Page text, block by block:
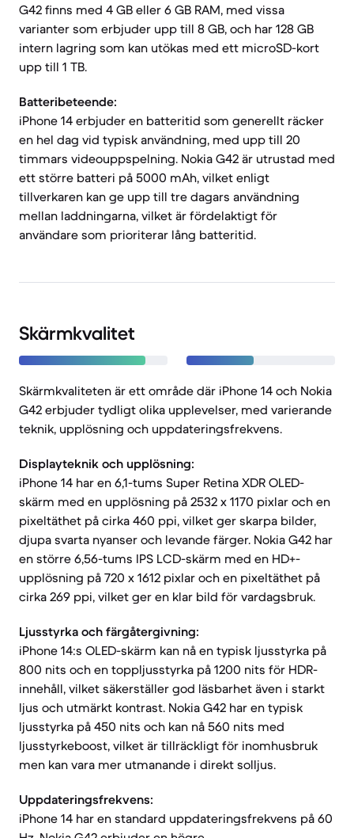
G42 finns med 4 GB eller 6 GB RAM, med vissa
varianter som erbjuder upp till 8 GB, och har 128 GB
intern lagring som kan utökas med ett microSD-kort
upp till 1 TB.
Batteribeteende:
iPhone 14 erbjuder en batteritid som generellt räcker
en hel dag vid typisk användning, med upp till 20
timmars videouppspelning. Nokia G42 är utrustad med
ett större batteri på 5000 mAh, vilket enligt
tillverkaren kan ge upp till tre dagars användning
mellan laddningarna, vilket är fördelaktigt för
användare som prioriterar lång batteritid.
Skärmkvalitet
Skärmkvaliteten är ett område där iPhone 14 och Nokia
G42 erbjuder tydligt olika upplevelser, med varierande
teknik, upplösning och uppdateringsfrekvens.
Displayteknik och upplösning:
iPhone 14 har en 6,1-tums Super Retina XDR OLED-
skärm med en upplösning på 2532 x 1170 pixlar och en
pixeltäthet på cirka 460 ppi, vilket ger skarpa bilder,
djupa svarta nyanser och levande färger. Nokia G42 har
en större 6,56-tums IPS LCD-skärm med en HD+-
upplösning på 720 x 1612 pixlar och en pixeltäthet på
cirka 269 ppi, vilket ger en klar bild för vardagsbruk.
Ljusstyrka och färgåtergivning:
iPhone 14:s OLED-skärm kan nå en typisk ljusstyrka på
800 nits och en toppljusstyrka på 1200 nits för HDR-
innehåll, vilket säkerställer god läsbarhet även i starkt
ljus och utmärkt kontrast. Nokia G42 har en typisk
ljusstyrka på 450 nits och kan nå 560 nits med
ljusstyrkeboost, vilket är tillräckligt för inomhusbruk
men kan vara mer utmanande i direkt solljus.
Uppdateringsfrekvens:
iPhone 14 har en standard uppdateringsfrekvens på 60